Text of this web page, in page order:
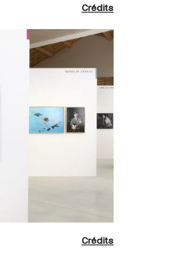
Crédits
Crédits